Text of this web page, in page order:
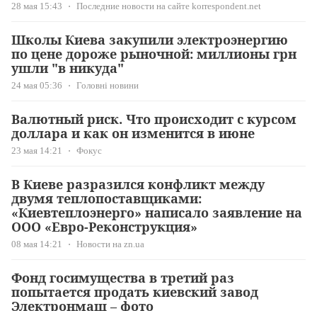
28 мая 15:43 Последние новости на сайте korrespondent.net
Школы Киева закупили электроэнергию
по цене дороже рыночной: миллионы грн
ушли "в никуда"
24 мая 05:36 Головні новини
Валютный риск. Что происходит с курсом
доллара и как он изменится в июне
23 мая 14:21 Фокус
В Киеве разразился конфликт между
двумя теплопоставщиками:
«Киевтеплоэнерго» написало заявление на
ООО «Евро-Реконструкция»
08 мая 14:21 Новости на zn.ua
Фонд госимущества в третий раз
попытается продать киевский завод
Электронмаш – фото